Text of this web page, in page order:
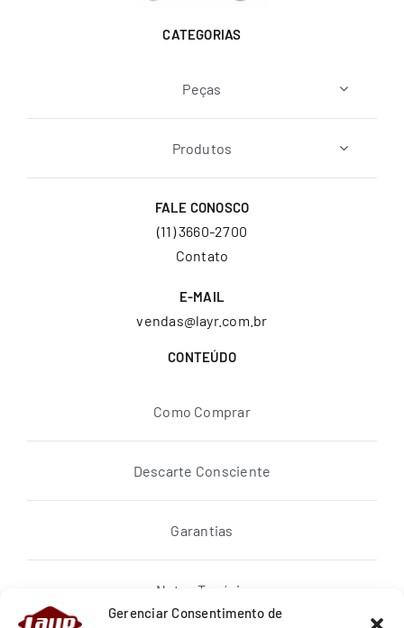
Gerenciar Consentimento de
CATEGORIAS
Peças
Produtos
FALE CONOSCO
(11) 3660-2700
Contato
E-MAIL
vendas@layr.com.br
CONTEÚDO
Como Comprar
Descarte Consciente
Garantias
Notas Topázio